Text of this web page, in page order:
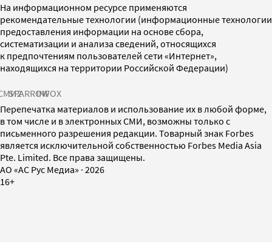
На информационном ресурсе применяются
рекомендательные технологии (информационные технологии
предоставления информации на основе сбора,
систематизации и анализа сведений, относящихся
к предпочтениям пользователей сети «Интернет»,
находящихся на территории Российской Федерации)
SPARROWINFOX
Перепечатка материалов и использование их в любой форме,
в том числе и в электронных СМИ, возможны только с
письменного разрешения редакции. Товарный знак Forbes
является исключительной собственностью Forbes Media Asia
Pte. Limited. Все права защищены.
AO «АС Рус Медиа» · 2026
16+